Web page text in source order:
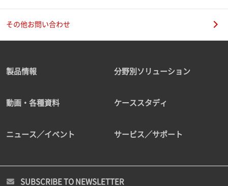
その他お問い合わせ
製品情報 分野別ソリューション
動画・各種資料 ケーススタディ
ニュース／イベント サービス／サポート
SUBSCRIBE TO NEWSLETTER